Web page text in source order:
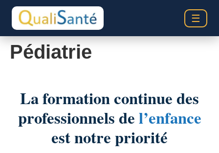
☰
Pédiatrie
La formation continue des
professionnels del’enfance
est notre priorité